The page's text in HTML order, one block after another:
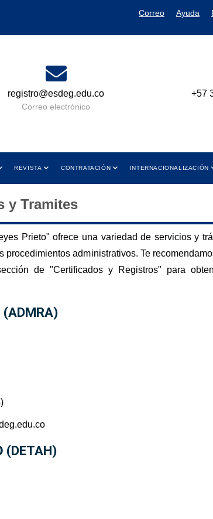
Correo Ayuda
registro@esdeg.edu.co
Correo electrónico
+57
REVISTA CONTRATACIÓN INTERNACIONALIZACIÓN
y Tramites
Prieto" ofrece una variedad de servicios y
administrativos. Te
de "Certificados y Registros" para
(ADMRA)
(DETAH)